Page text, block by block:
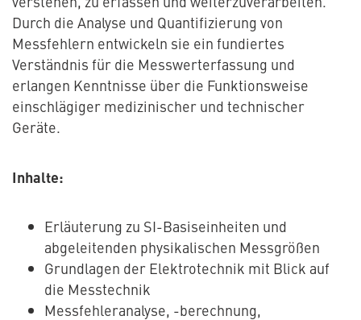
Durch die Analyse und Quantifizierung von
Messfehlern entwickeln sie ein fundiertes
Verständnis für die Messwerterfassung und
erlangen Kenntnisse über die Funktionsweise
einschlägiger medizinischer und technischer
Geräte.
Inhalte:
Erläuterung zu SI-Basiseinheiten und
abgeleitenden physikalischen Messgrößen
Grundlagen der Elektrotechnik mit Blick auf
die Messtechnik
Messfehleranalyse, -berechnung,